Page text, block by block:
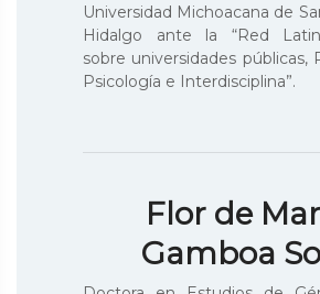
Universidad Michoacana de
Hidalgo ante la “Red
sobre universidades públicas,
Psicología e Interdisciplina”.
Flor de
Gamboa